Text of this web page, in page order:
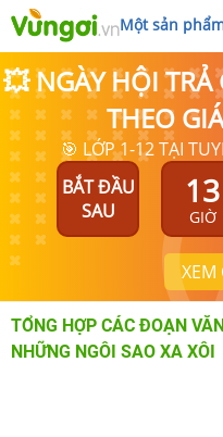
Một sản
💥 NGÀY HỘI
THEO
🎯 LỚP 1-12 TẠI
BẮT ĐẦU
SAU
13
GIỜ
XEM
TỔNG HỢP CÁC ĐOẠN
NHỮNG NGÔI SAO XA XÔI